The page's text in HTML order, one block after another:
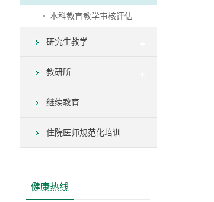
本科教育教学审核评估
研究生教学
教研所
继续教育
住院医师规范化培训
健康热线